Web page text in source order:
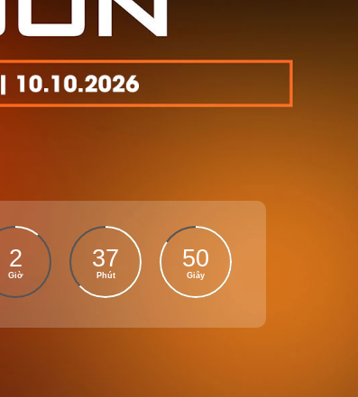
2
Giờ
37
Phút
50
Giây